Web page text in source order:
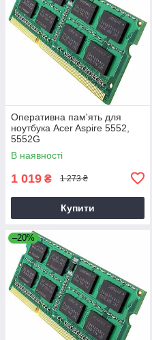
Оперативна пам'ять для
ноутбука Acer Aspire 5552,
5552G
В наявності
1 019 ₴ 1 273 ₴
Купити
–20%